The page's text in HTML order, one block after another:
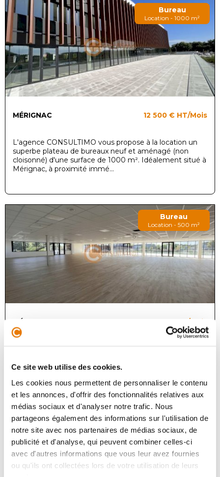
Ce site web utilise des cookies.
Les cookies nous permettent de personnaliser le contenu
et les annonces, d'offrir des fonctionnalités relatives aux
médias sociaux et d'analyser notre trafic. Nous
partageons également des informations sur l'utilisation de
notre site avec nos partenaires de médias sociaux, de
publicité et d'analyse, qui peuvent combiner celles-ci
avec d'autres informations que vous leur avez fournies
ou qu'ils ont collectées lors de votre utilisation de leurs
Bureau
Location - 1000 m²
MÉRIGNAC 12 500 € HT/Mois
L'agence CONSULTIMO vous propose à la location un
superbe plateau de bureaux neuf et aménagé (non
cloisonné) d'une surface de 1000 m². Idéalement situé à
Mérignac, à proximité immé...
Bureau
Location - 500 m²
MÉRIGNAC HT/Mois
L'agence CONSULTIMO vous propose à la location un
cloisonné) d'une surface de 500 m². Idéalement situé à
Bureau
Location - 78 m²